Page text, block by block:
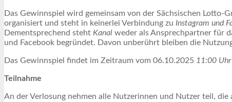
Das Gewinnspiel wird gemeinsam von der Sächsischen
organisiert und steht in keinerlei Verbindung zu Instagram und
Dementsprechend steht Kanal weder als Ansprechpartner für
und Facebook begründet. Davon unberührt bleiben die
Das Gewinnspiel findet im Zeitraum vom 06.10.2025 11:00
Teilnahme
An der Verlosung nehmen alle Nutzerinnen und Nutzer teil, die